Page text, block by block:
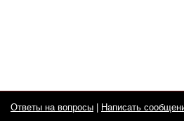
Ответы на вопросы Написать